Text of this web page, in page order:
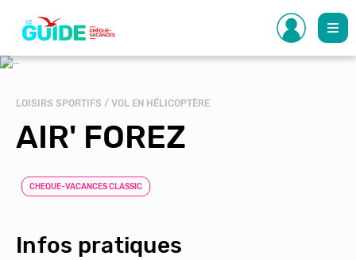
contenu
principal
LOISIRS SPORTIFS / VOL EN HÉLICOPTÈRE
AIR' FOREZ
CHEQUE-VACANCES CLASSIC
Infos pratiques